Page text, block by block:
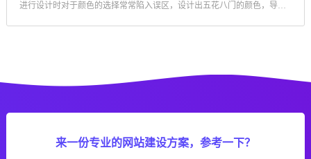
进行设计时对于颜色的选择常常陷入误区，设计出五花八门的颜色，导致
来一份专业的网站建设方案，参考一下？